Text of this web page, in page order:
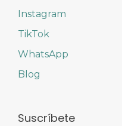
Instagram
TikTok
WhatsApp
Blog
Suscríbete